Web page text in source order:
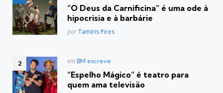
em
“O Deus da Carnificina” é uma ode à
hipocrisia e à barbárie
Posted
porTamiris Pires
Postado
em
em BM escreve
“Espelho Mágico” é teatro para
quem ama televisão